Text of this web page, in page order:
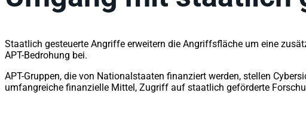
Staatlich gesteuerte Angriffe erweitern die Angriffsfläche um eine
APT-Bedrohung bei.
APT-Gruppen, die von Nationalstaaten finanziert werden, stellen
umfangreiche finanzielle Mittel, Zugriff auf staatlich geförderte